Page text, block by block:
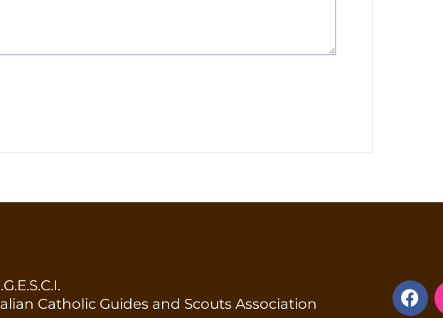
Catholic Guides and Scouts Association